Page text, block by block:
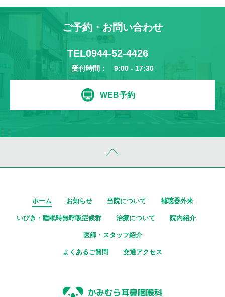
ご予約・お問い合わせ
TEL0944-52-4426
受付時間： 9:00 - 17:30
WEB予約
ホーム お知らせ 当院について 補聴器外来
いびき・睡眠時無呼吸症候群 治療について 院内紹介
医師・スタッフ紹介
よくあるご質問 交通アクセス